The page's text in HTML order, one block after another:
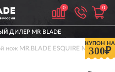
0 0
ДИЛЕР MR BLADE
КУПОН НА
300₽
нож MR.BLADE ESQUIRE MB381-